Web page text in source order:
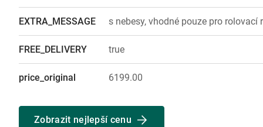
EXTRA_MESSAGE s nebesy, vhodné pouze pro rolovací
FREE_DELIVERY true
price_original 6199.00
Zobrazit nejlepší cenu